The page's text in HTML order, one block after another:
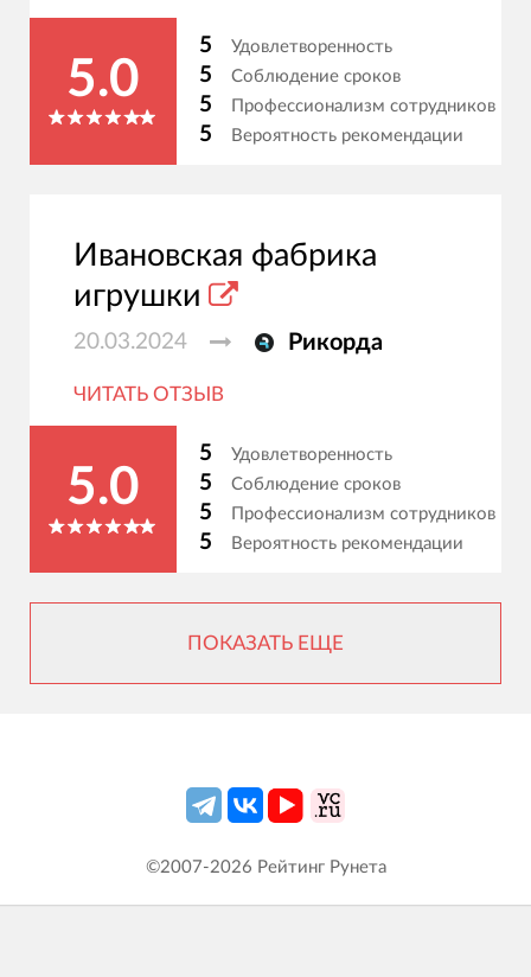
5.0
5 Удовлетворенность
5 Соблюдение сроков
5 Профессионализм сотрудников
5 Вероятность рекомендации
Ивановская фабрика
игрушки
20.03.2024 Рикорда
ЧИТАТЬ ОТЗЫВ
5.0
5 Удовлетворенность
5 Соблюдение сроков
5 Профессионализм сотрудников
5 Вероятность рекомендации
ПОКАЗАТЬ ЕЩЕ
©2007-2026 Рейтинг Рунета